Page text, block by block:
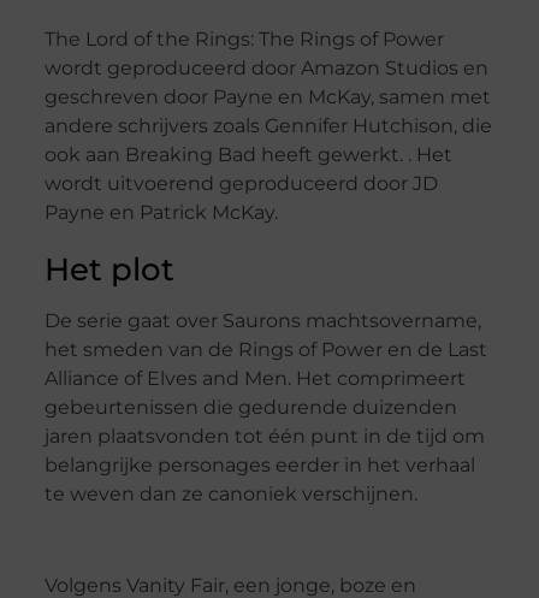
The Lord of the Rings: The Rings of Power
wordt geproduceerd door Amazon Studios en
geschreven door Payne en McKay, samen met
andere schrijvers zoals Gennifer Hutchison, die
ook aan Breaking Bad heeft gewerkt. . Het
wordt uitvoerend geproduceerd door JD
Payne en Patrick McKay.
Het plot
De serie gaat over Saurons machtsovername,
het smeden van de Rings of Power en de Last
Alliance of Elves and Men. Het comprimeert
gebeurtenissen die gedurende duizenden
jaren plaatsvonden tot één punt in de tijd om
belangrijke personages eerder in het verhaal
te weven dan ze canoniek verschijnen.
Volgens Vanity Fair, een jonge, boze en